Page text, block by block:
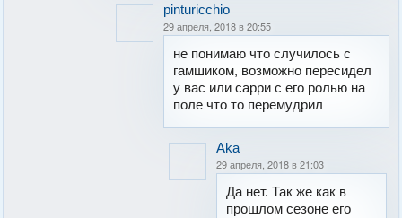
pinturicchio
29 апреля, 2018 в 20:55
не понимаю что случилось с
гамшиком, возможно пересидел
у вас или сарри с его ролью на
поле что то перемудрил
Aka
29 апреля, 2018 в 21:03
Да нет. Так же как в
прошлом сезоне его